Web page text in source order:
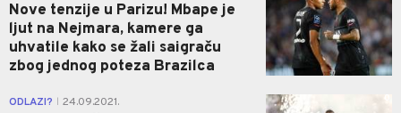
Nove tenzije u Parizu! Mbape je
ljut na Nejmara, kamere ga
uhvatile kako se žali saigraču
zbog jednog poteza Brazilca
ODLAZI? 24.09.2021.